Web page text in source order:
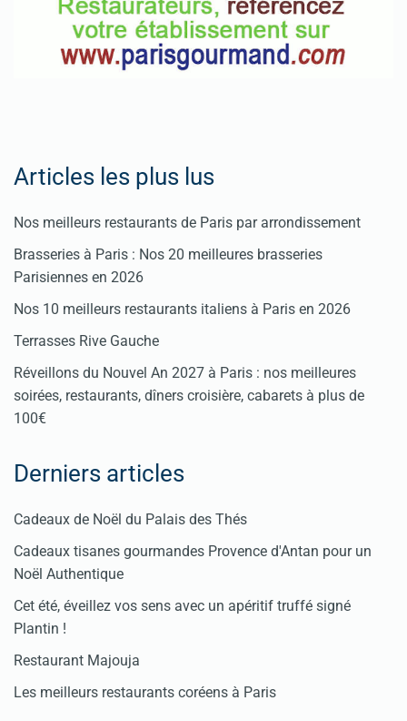
votre
restaurant
Articles les plus lus
Nos meilleurs restaurants de Paris par arrondissement
Brasseries à Paris : Nos 20 meilleures brasseries
Parisiennes en 2026
Nos 10 meilleurs restaurants italiens à Paris en 2026
Terrasses Rive Gauche
Réveillons du Nouvel An 2027 à Paris : nos meilleures
soirées, restaurants, dîners croisière, cabarets à plus de
100€
Derniers articles
Cadeaux de Noël du Palais des Thés
Cadeaux tisanes gourmandes Provence d'Antan pour un
Noël Authentique
Cet été, éveillez vos sens avec un apéritif truffé signé
Plantin !
Restaurant Majouja
Les meilleurs restaurants coréens à Paris